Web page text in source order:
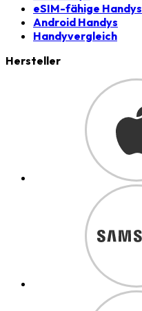
eSIM-fähige Handys
Android Handys
Handyvergleich
Hersteller